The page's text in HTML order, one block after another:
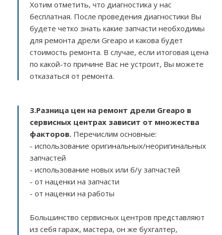
Хотим отметить, что диагностика у нас
бесплатная. После проведения диагностики Вы
будете четко знать какие запчасти необходимы
для ремонта дрели Greapo и какова будет
стоимость ремонта. В случае, если итоговая цена
по какой-то причине Вас не устроит, Вы можете
отказаться от ремонта.
3.Разница цен на ремонт дрели Greapo в
сервисных центрах зависит от множества
факторов. Перечислим основные:
- использование оригинальных/неоригинальных
запчастей
- использование новых или б/у запчастей
- от наценки на запчасти
- от наценки на работы
Большинство сервисных центров представляют
из себя гараж, мастера, он же бухгалтер,